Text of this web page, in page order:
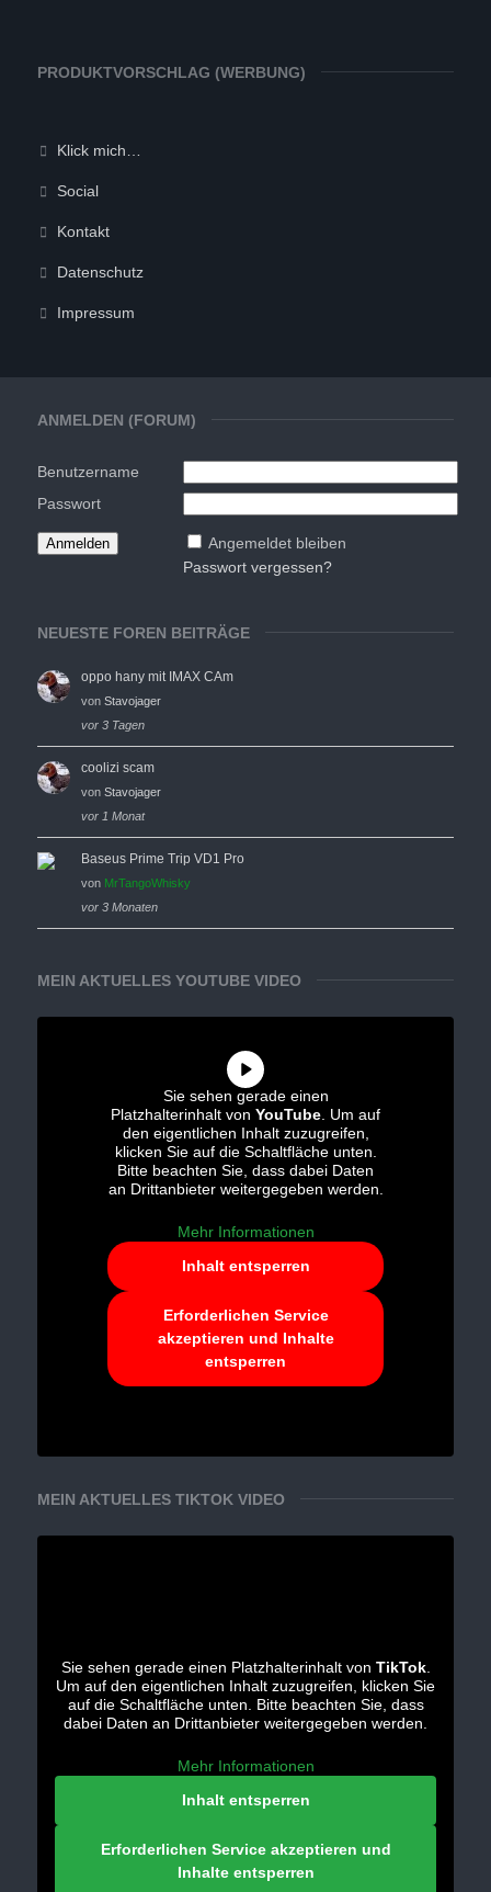
ANMELDEN (FORUM)
Benutzername
Passwort
Angemeldet bleiben
Passwort vergessen?
NEUESTE FOREN BEITRÄGE
oppo hany mit IMAX CAm
von Stavojager
vor 3 Tagen
coolizi scam
von Stavojager
vor 1 Monat
Baseus Prime Trip VD1 Pro
von MrTangoWhisky
vor 3 Monaten
MEIN AKTUELLES YOUTUBE VIDEO
Sie sehen gerade einen
Platzhalterinhalt von YouTube . Um auf
den eigentlichen Inhalt zuzugreifen,
klicken Sie auf die Schaltfläche unten.
Bitte beachten Sie, dass dabei Daten
an Drittanbieter weitergegeben werden.
Mehr Informationen
Inhalt entsperren
Erforderlichen Service
akzeptieren und Inhalte
entsperren
MEIN AKTUELLES TIKTOK VIDEO
Sie sehen gerade einen Platzhalterinhalt von TikTok.
Um auf den eigentlichen Inhalt zuzugreifen, klicken Sie
auf die Schaltfläche unten. Bitte beachten Sie, dass
dabei Daten an Drittanbieter weitergegeben werden.
Mehr Informationen
Inhalt entsperren
Erforderlichen Service akzeptieren und
Inhalte entsperren
PRODUKTVORSCHLAG (WERBUNG)
Klick mich…
Social
Kontakt
Datenschutz
Impressum